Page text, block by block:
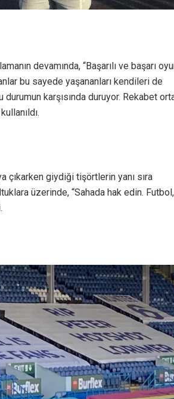
devamında, “Başarılı ve başarı
bu sayede yaşananları kendileri de
durumun karşısında duruyor. Rekabet
çıkarken giydiği tişörtlerin yanı sıra
üzerinde, “Sahada hak edin. Futbol,